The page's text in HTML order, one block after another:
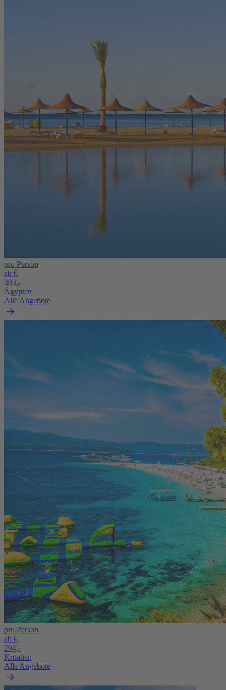
pro Person
ab €
303,-
Ägypten
Alle Angebote
pro Person
ab €
294,-
Kroatien
Alle Angebote